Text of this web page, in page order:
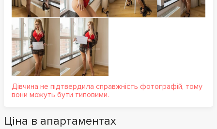
Дівчина не підтвердила справжність фотографій, тому
вони можуть бути типовими.
Ціна в апартаментах